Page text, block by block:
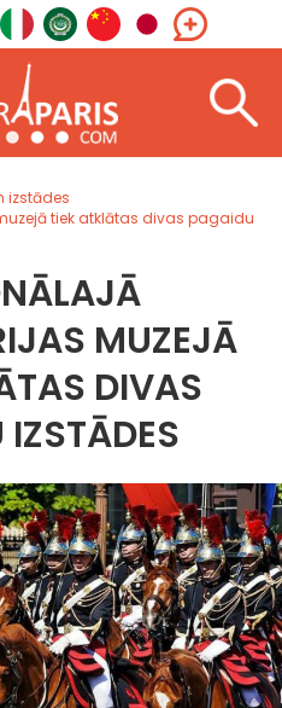
izstādes
tiek atklātas divas pagaidu
MUZEJĀ
DIVAS